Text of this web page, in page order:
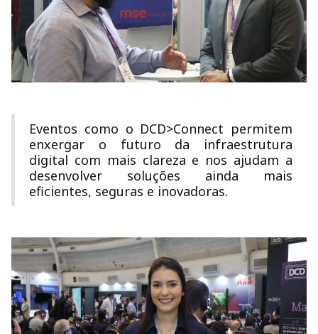
Eventos como o DCD>Connect permitem
enxergar o futuro da infraestrutura
digital com mais clareza e nos ajudam a
desenvolver soluções ainda mais
eficientes, seguras e inovadoras.